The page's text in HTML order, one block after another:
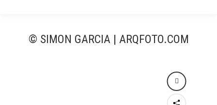
© SIMON GARCIA | ARQFOTO.COM